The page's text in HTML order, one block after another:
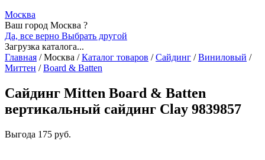
Москва
Ваш город Москва ?
Да, все верно Выбрать другой
Загрузка каталога...
Главная /Москва / Каталог товаров / Сайдинг / Виниловый /
Миттен / Board & Batten
Сайдинг Mitten Board & Batten
вертикальный сайдинг Clay 9839857
Выгода 175 руб.